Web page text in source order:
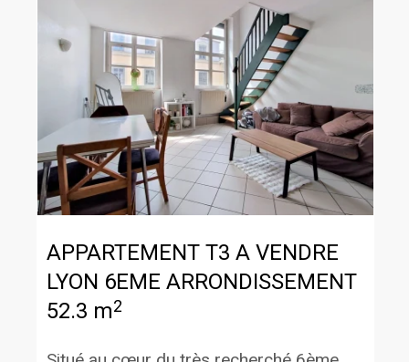
APPARTEMENT T3 A VENDRE
LYON 6EME ARRONDISSEMENT
52.3 m2